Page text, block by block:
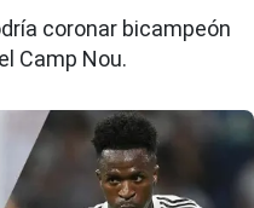
coronar bicampeón
Camp Nou.